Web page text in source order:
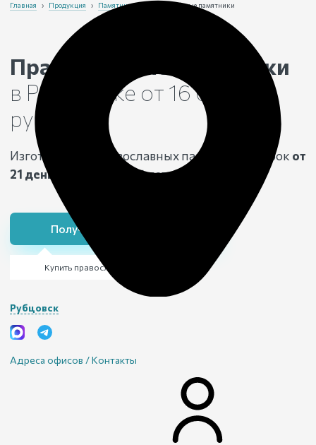
Рубцовск
Адреса офисов / Контакты
Главная › Продукция › Памятники › Православные памятники
Православные памятники
в Рубцовске от 16 000
рублей
Изготовление православных памятников в срок от
21 день,
25 лет
Получить консультацию
Купить православный памятник